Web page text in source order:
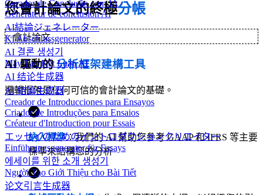
Gerador de Conclusão com IA
Générateur de conclusion AI
AI結論ジェネレーター
KI Abschlussgenerator
AI 결론 생성기
Máy Tạo Kết Luận AI
AI 结论生成器
AI 結論生成器
Creador de Introducciones para Ensayos
Criador de Introduções para Ensaios
Créateur d'Introduction pour Essais
エッセイのためのイントロダクションクリエイター
Einführungsgenerator für Essays
에세이를 위한 소개 생성기
Người Tạo Giới Thiệu cho Bài Tiết
论文引言生成器
您會計論文的終極分帳
✨會計論文
AI 驅動的分析框架建構工具
邏輯框架是任何可信的會計論文的基礎。
納入標準：我們的 AI 幫助您參考 GAAP 和 IFRS 等主要
標準來結構您的分析